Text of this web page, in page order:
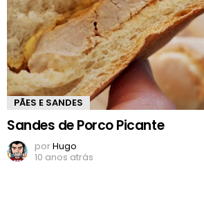
PÃES E SANDES
Sandes de Porco Picante
porHugo
10 anos atrás